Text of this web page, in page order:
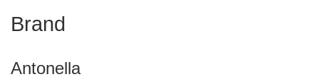
Brand
Antonella